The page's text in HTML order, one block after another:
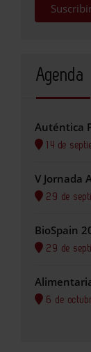
Agenda
Auténtica
14 de
V Jornada
29 de
BioSpain
29 de
6 de